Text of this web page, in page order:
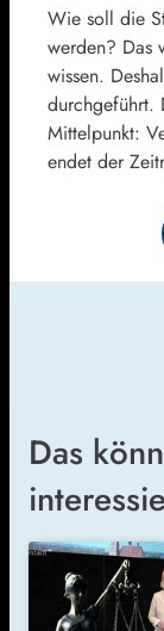
Wie soll die
werden? Das
wissen.
durchgeführt.
Mittelpunkt:
endet der
Das